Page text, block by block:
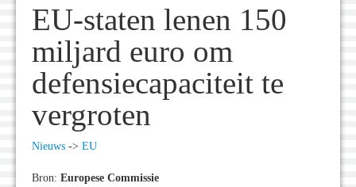
EU-staten lenen 150
miljard euro om
defensiecapaciteit te
vergroten
Nieuws -> EU
Bron: Europese Commissie